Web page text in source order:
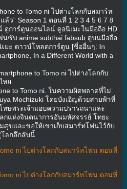
to Tomo ni ไปต่างโลกกับสมาร์ท
ว” Season 1 ตอนที่ 1 2 3 4 5 6 7 8
ดูการ์ตูนออนไลน์ ดูอนิเมะในมือถือ HD
นซับ anime subthai fabsub ดูบนมือถือ
มะ ดาวน์โหลดการ์ตูน [ชื่ออื่นๆ: In
In a Different World with a
to Tomo ni ไปต่างโลกกับ
ทย
to Tomo ni. ในความผิดพลาดที่ไม่
Mochizuki โดยบังเอิญด้วยสายฟ้าที่
ทษพระเจ้ามอบความปรารถนาและ
กแห่งจินตนาการอันมหัศจรรย์ โทยะ
สุขและขอให้เขาเก็บสมาร์ทโฟนไว้กับ
โลกลึกลับนี้
ni ไปต่างโลกกับสมาร์ทโฟน ตอนที่
ni ไปต่างโลกกับสมาร์ทโฟน ตอนที่